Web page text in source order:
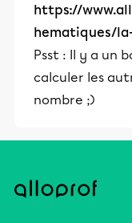
https://
hematiques/
Psst : Il y a un
calculer les
nombre ;)